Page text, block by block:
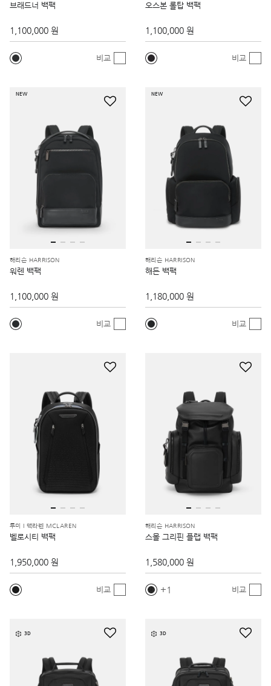
브래드너 백팩
1,100,000 원
비교
오스본 롤탑 백팩
1,100,000 원
비교
NEW
해리슨 HARRISON
워렌 백팩
1,100,000 원
비교
NEW
해리슨 HARRISON
해든 백팩
1,180,000 원
비교
투미 I 맥라렌 MCLAREN
벨로시티 백팩
1,950,000 원
비교
해리슨 HARRISON
스몰 그리핀 플랩 백팩
1,580,000 원
1 비교
3D 3D